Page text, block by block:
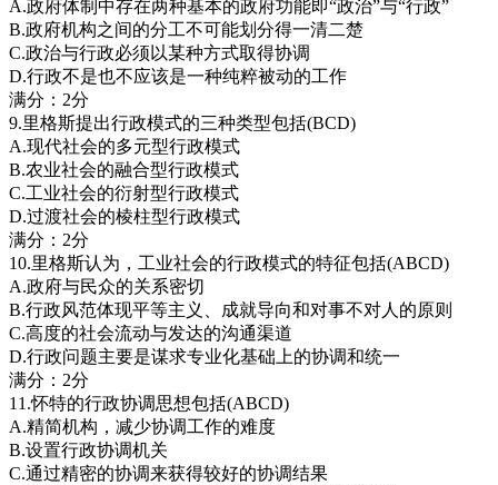
A.政府体制中存在两种基本的政府功能即“政治”与“行政”
B.政府机构之间的分工不可能划分得一清二楚
C.政治与行政必须以某种方式取得协调
D.行政不是也不应该是一种纯粹被动的工作
满分：2分
9.里格斯提出行政模式的三种类型包括(BCD)
A.现代社会的多元型行政模式
B.农业社会的融合型行政模式
C.工业社会的衍射型行政模式
D.过渡社会的棱柱型行政模式
满分：2分
10.里格斯认为，工业社会的行政模式的特征包括(ABCD)
A.政府与民众的关系密切
B.行政风范体现平等主义、成就导向和对事不对人的原则
C.高度的社会流动与发达的沟通渠道
D.行政问题主要是谋求专业化基础上的协调和统一
满分：2分
11.怀特的行政协调思想包括(ABCD)
A.精简机构，减少协调工作的难度
B.设置行政协调机关
C.通过精密的协调来获得较好的协调结果